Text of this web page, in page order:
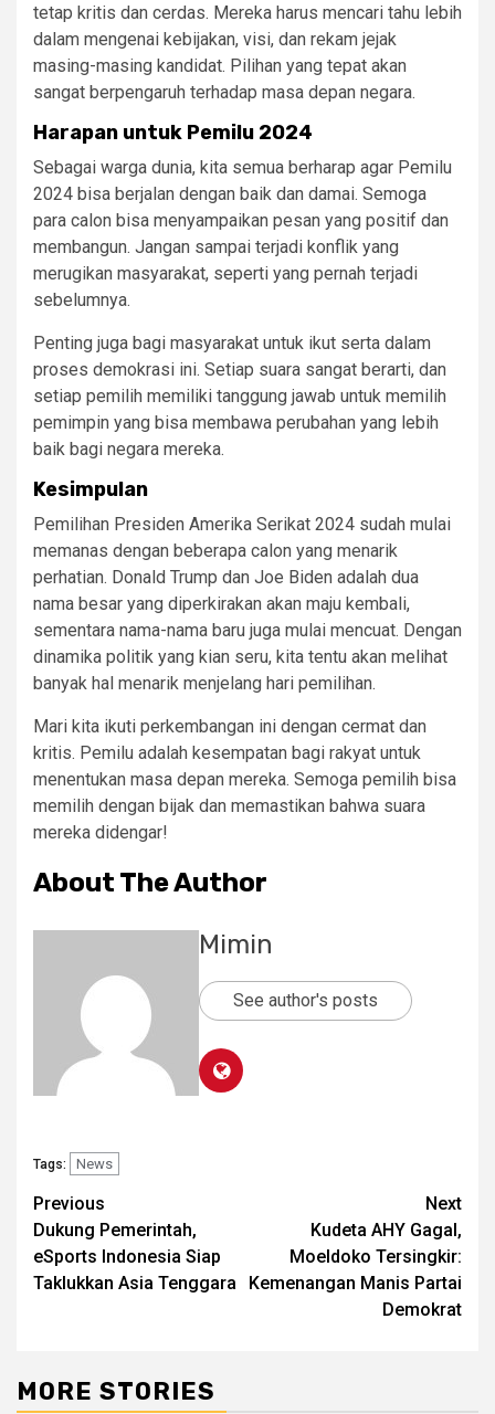
tetap kritis dan cerdas. Mereka harus mencari tahu lebih
dalam mengenai kebijakan, visi, dan rekam jejak
masing-masing kandidat. Pilihan yang tepat akan
sangat berpengaruh terhadap masa depan negara.
Harapan untuk Pemilu 2024
Sebagai warga dunia, kita semua berharap agar Pemilu
2024 bisa berjalan dengan baik dan damai. Semoga
para calon bisa menyampaikan pesan yang positif dan
membangun. Jangan sampai terjadi konflik yang
merugikan masyarakat, seperti yang pernah terjadi
sebelumnya.
Penting juga bagi masyarakat untuk ikut serta dalam
proses demokrasi ini. Setiap suara sangat berarti, dan
setiap pemilih memiliki tanggung jawab untuk memilih
pemimpin yang bisa membawa perubahan yang lebih
baik bagi negara mereka.
Kesimpulan
Pemilihan Presiden Amerika Serikat 2024 sudah mulai
memanas dengan beberapa calon yang menarik
perhatian. Donald Trump dan Joe Biden adalah dua
nama besar yang diperkirakan akan maju kembali,
sementara nama-nama baru juga mulai mencuat. Dengan
dinamika politik yang kian seru, kita tentu akan melihat
banyak hal menarik menjelang hari pemilihan.
Mari kita ikuti perkembangan ini dengan cermat dan
kritis. Pemilu adalah kesempatan bagi rakyat untuk
menentukan masa depan mereka. Semoga pemilih bisa
memilih dengan bijak dan memastikan bahwa suara
mereka didengar!
About The Author
Mimin
See author's posts
Tags: News
Post
navigation
Previous
Dukung Pemerintah,
eSports Indonesia Siap
Taklukkan Asia Tenggara
Next
Kudeta AHY Gagal,
Moeldoko Tersingkir:
Kemenangan Manis Partai
Demokrat
MORE STORIES